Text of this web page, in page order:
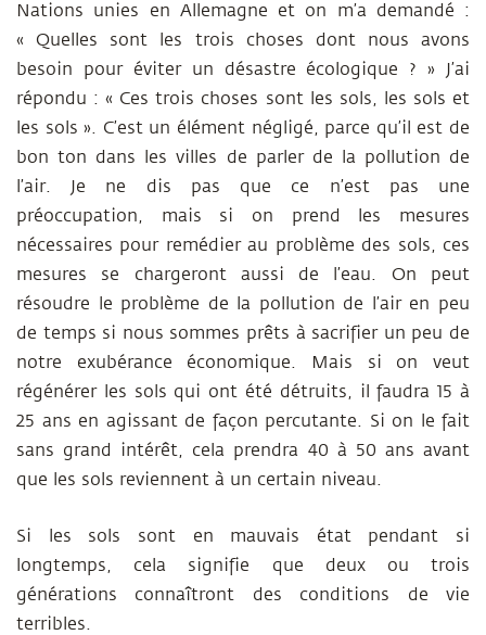
Nations unies en Allemagne et on m’a demandé :
« Quelles sont les trois choses dont nous avons
besoin pour éviter un désastre écologique ? » J’ai
répondu : « Ces trois choses sont les sols, les sols et
les sols ». C’est un élément négligé, parce qu’il est de
bon ton dans les villes de parler de la pollution de
l’air. Je ne dis pas que ce n’est pas une
préoccupation, mais si on prend les mesures
nécessaires pour remédier au problème des sols, ces
mesures se chargeront aussi de l’eau. On peut
résoudre le problème de la pollution de l’air en peu
de temps si nous sommes prêts à sacrifier un peu de
notre exubérance économique. Mais si on veut
régénérer les sols qui ont été détruits, il faudra 15 à
25 ans en agissant de façon percutante. Si on le fait
sans grand intérêt, cela prendra 40 à 50 ans avant
que les sols reviennent à un certain niveau.
Si les sols sont en mauvais état pendant si
longtemps, cela signifie que deux ou trois
générations connaîtront des conditions de vie
terribles.